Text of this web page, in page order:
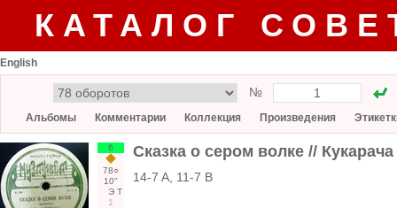
КАТАЛОГ
English
№
Альбомы Комментарии Коллекция Произведения
6
78○
10"
Э Т
1
Сказка о сером волке // Кукарача
14-7 A, 11-7 B